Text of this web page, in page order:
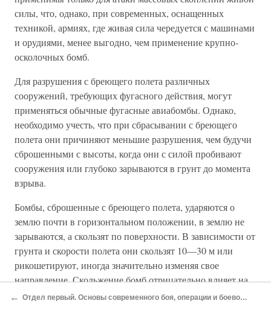
силы, что, однако, при современных, оснащенных
техникой, армиях, где живая сила чередуется с машинами
и орудиями, менее выгодно, чем применение крупно-
осколочных бомб.
Для разрушения с бреющего полета различных
сооружений, требующих фугасного действия, могут
применяться обычные фугасные авиабомбы. Однако,
необходимо учесть, что при сбрасывании с бреющего
полета они причиняют меньшие разрушения, чем будучи
сброшенными с высоты, когда они с силой пробивают
сооружения или глубоко зарываются в грунт до момента
взрыва.
Бомбы, сброшенные с бреющего полета, ударяются о
землю почти в горизонтальном положении, в землю не
зарываются, а скользят по поверхности. В зависимости от
грунта и скорости полета они скользят 10—30 м или
рикошетируют, иногда значительно изменяя свое
направление. Скольжение бомб отрицательно влияет на
точность попадания по мелким объектам или по узкой
← Отдел первый. Основы современного боя, операции и боевого применения штурмовой авиации